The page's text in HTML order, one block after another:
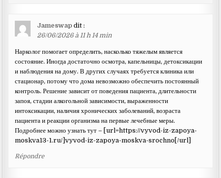
Jameswap dit :
26/06/2026 à 11 h 14 min
Нарколог помогает определить, насколько тяжелым является
состояние. Иногда достаточно осмотра, капельницы, детоксикации
и наблюдения на дому. В других случаях требуется клиника или
стационар, потому что дома невозможно обеспечить постоянный
контроль. Решение зависит от поведения пациента, длительности
запоя, стадии алкогольной зависимости, выраженности
интоксикации, наличия хронических заболеваний, возраста
пациента и реакции организма на первые лечебные меры.
Подробнее можно узнать тут – [url=https://vyvod-iz-zapoya-
moskva13-1.ru/]vyvod-iz-zapoya-moskva-srochno[/url]
Répondre